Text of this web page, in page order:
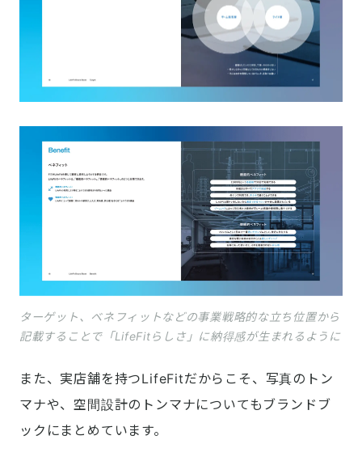
ターゲット、ベネフィットなどの事業戦略的な立ち位置から
記載することで「LifeFitらしさ」に納得感が生まれるように
また、実店舗を持つLifeFitだからこそ、写真のトン
マナや、空間設計のトンマナについてもブランドブ
ックにまとめています。